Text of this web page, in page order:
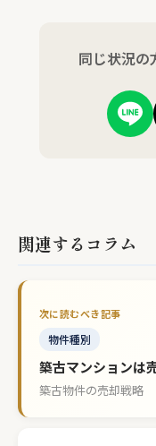
同じ状況の
関連するコラム
物件種別
築古マンションは
築古物件の売却戦略